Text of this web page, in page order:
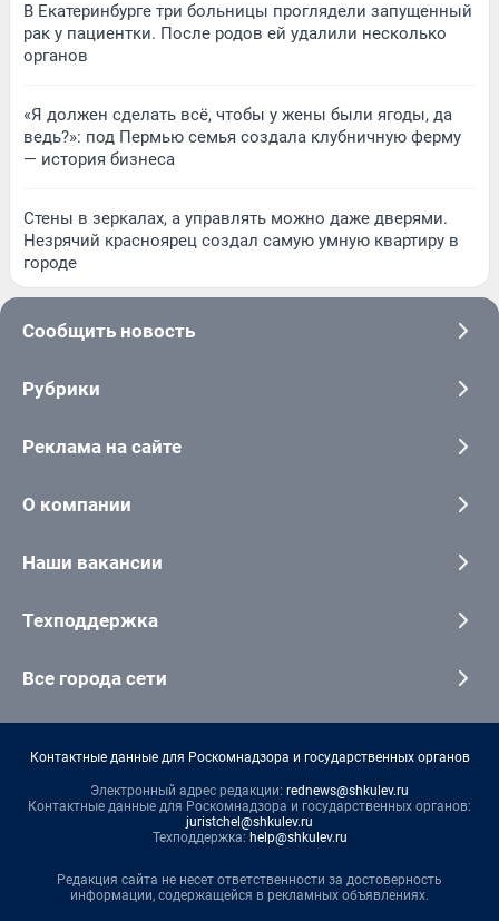
В Екатеринбурге три больницы проглядели запущенный
рак у пациентки. После родов ей удалили несколько
органов
«Я должен сделать всё, чтобы у жены были ягоды, да
ведь?»: под Пермью семья создала клубничную ферму
— история бизнеса
Стены в зеркалах, а управлять можно даже дверями.
Незрячий красноярец создал самую умную квартиру в
городе
Сообщить новость
Рубрики
Реклама на сайте
О компании
Наши вакансии
Техподдержка
Все города сети
Контактные данные для Роскомнадзора и государственных органов
Электронный адрес редакции: rednews@shkulev.ru
Контактные данные для Роскомнадзора и государственных органов:
juristchel@shkulev.ru
Техподдержка: help@shkulev.ru
Редакция сайта не несет ответственности за достоверность
информации, содержащейся в рекламных объявлениях.